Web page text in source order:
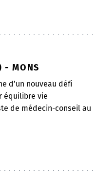
- MONS
d’un nouveau défi
équilibre vie
de médecin-conseil au